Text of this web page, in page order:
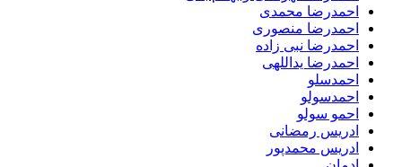
احمدرضا محمدی
احمدرضا منصوری
احمدرضا نبی زاده
احمدرضا یداللهی
احمدسلو
احمدسولو
احمو سولو
ادریس رمضانی
ادریس محمدپور